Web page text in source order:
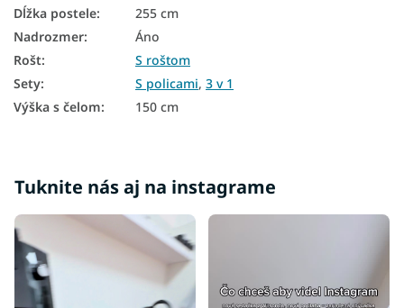
Moderné poschodové postele
Dievčenské poschodové postele
Chlapčenské poschodové postele
Postele s úložným priestorom a prístelkou
Študentské postele s úložným priestorom
Rohové postele s úložným priestorom
Postele 3v1
Dĺžka postele:
255 cm
Nadrozmer:
Áno
Rošt:
S roštom
Sety: S policami, 3 v 1
Výška s čelom: 150 cm
Tuknite nás aj na instagrame